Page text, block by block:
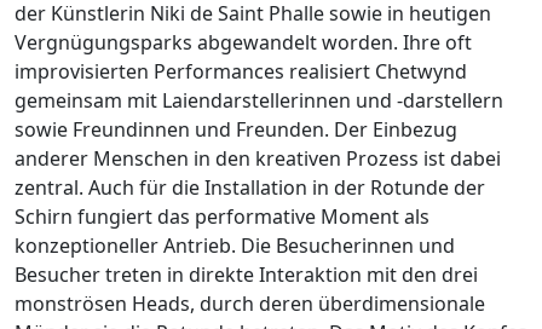
der Künstlerin Niki de Saint Phalle sowie in heutigen
Vergnügungsparks abgewandelt worden. Ihre oft
improvisierten Performances realisiert Chetwynd
gemeinsam mit Laiendarstellerinnen und -darstellern
sowie Freundinnen und Freunden. Der Einbezug
anderer Menschen in den kreativen Prozess ist dabei
zentral. Auch für die Installation in der Rotunde der
Schirn fungiert das performative Moment als
konzeptioneller Antrieb. Die Besucherinnen und
Besucher treten in direkte Interaktion mit den drei
monströsen Heads, durch deren überdimensionale